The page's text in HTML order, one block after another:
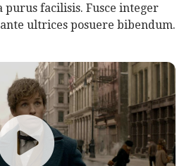
facilisis. Fusce integer
ultrices posuere bibendum.